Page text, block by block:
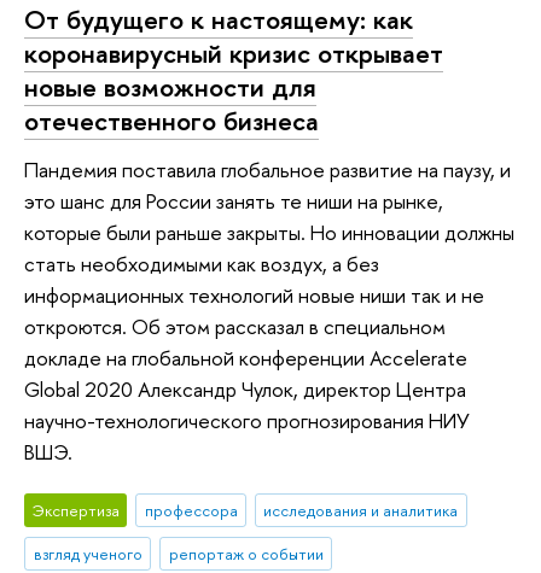
От будущего к настоящему: как
коронавирусный кризис открывает
новые возможности для
отечественного бизнеса
Пандемия поставила глобальное развитие на паузу, и
это шанс для России занять те ниши на рынке,
которые были раньше закрыты. Но инновации должны
стать необходимыми как воздух, а без
информационных технологий новые ниши так и не
откроются. Об этом рассказал в специальном
докладе на глобальной конференции Accelerate
Global 2020 Александр Чулок, директор Центра
научно-технологического прогнозирования НИУ
ВШЭ.
Экспертиза профессора
исследования и аналитика
взгляд ученого
репортаж о событии